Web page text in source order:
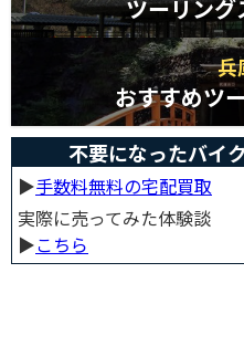
ツーリン
兵
おすすめツ
不要になったバイ
▶︎手数料無料の宅配買取
実際に売ってみた体験談
▶︎こちら